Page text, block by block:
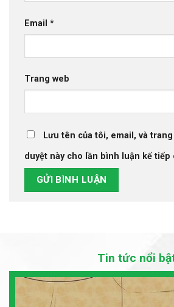
Email *
Trang web
Lưu tên của tôi, email, và
duyệt này cho lần bình luận kế tiếp
Tin tức nổi